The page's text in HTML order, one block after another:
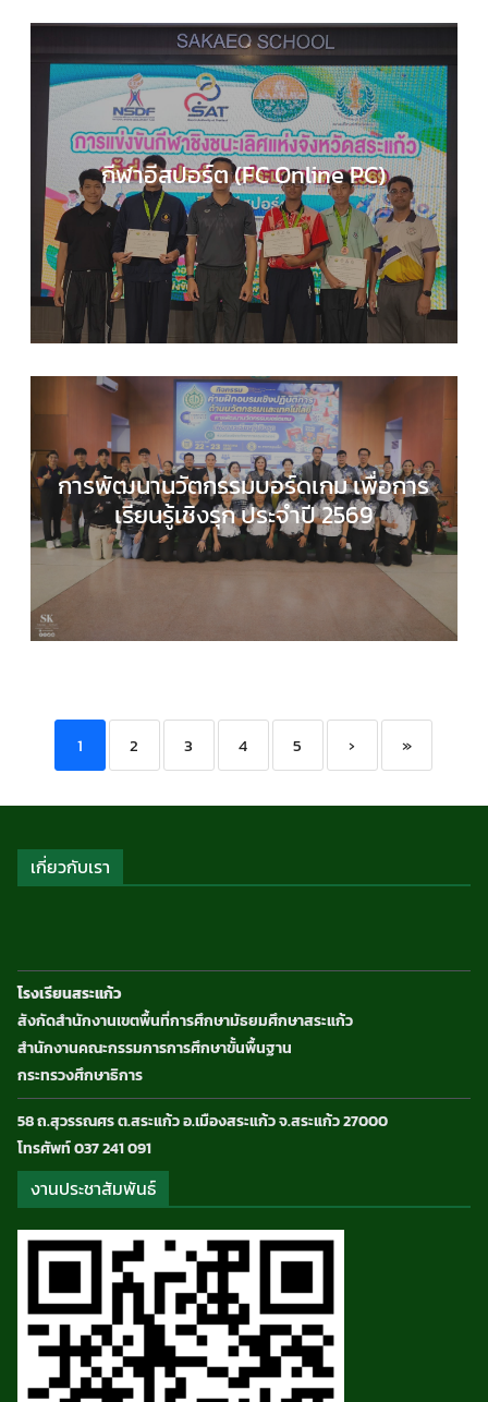
กีฬาอีสปอร์ต (FC Online PC)
COMPUTER SCIENCE
กลุ่มสาระการเรียนรู้วิทยาศ
ละเทคโนโลยี, กิจกรรมของเรา, กิจกรรมนักเรียน,
ประชาสัมพันธ์
การพัฒนานวัตกรรมบอร์ดเกม เพื่อการ
เรียนรู้เชิงรุก ประจำปี 2569
COMPUTER SCIENCE, กลุ่มสาระการเรียนรู้วิทยาศา
ละเทคโนโลยี
กิจกรรมนักเรียน
1 2 3 4 5 › »
เกี่ยวกับเรา
โรงเรียนสระแก้ว
สังกัดสำนักงานเขตพื้นที่การศึกษามัธยมศึกษาสระแก้ว
สำนักงานคณะกรรมการการศึกษาขั้นพื้นฐาน
กระทรวงศึกษาธิการ
58 ถ.สุวรรณศร ต.สระแก้ว อ.เมืองสระแก้ว จ.สระแก้ว 27000
โทรศัพท์ 037 241 091
งานประชาสัมพันธ์